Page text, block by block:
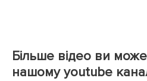
Більше відео ви
нашому youtube